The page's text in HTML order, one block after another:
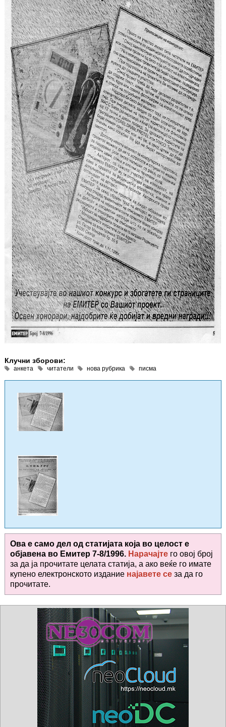
Клучни зборови:
анкета читатели нова рубрика писма
Ова е само дел од статијата која во целост е
објавена во Емитер 7-8/1996. Нарачајте го овој број
за да ја прочитате целата статија, а ако веќе го имате
купено електронското издание најавете се за да го
прочитате.